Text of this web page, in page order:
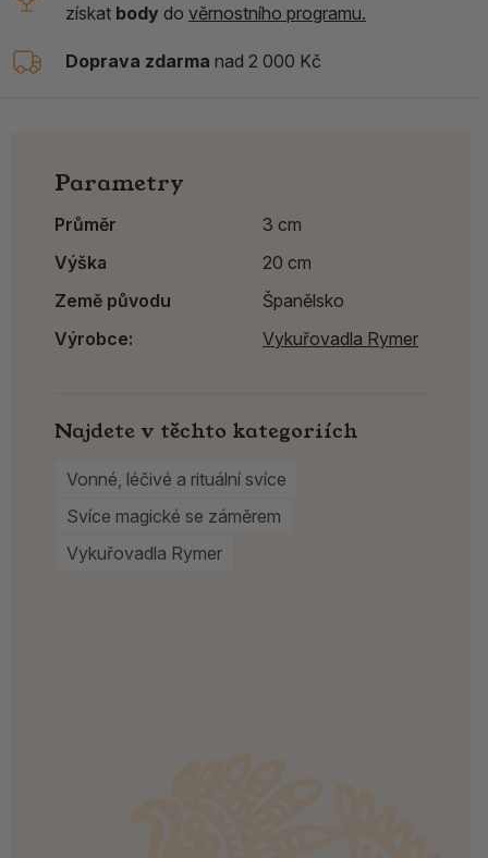
získat body do věrnostního programu.
Doprava zdarma nad 2 000 Kč
Parametry
Průměr
3 cm
Výška
20 cm
Země původu
Španělsko
Výrobce:
Vykuřovadla Rymer
Najdete v těchto kategoriích
Vonné, léčivé a rituální svíce
Svíce magické se záměrem
Vykuřovadla Rymer